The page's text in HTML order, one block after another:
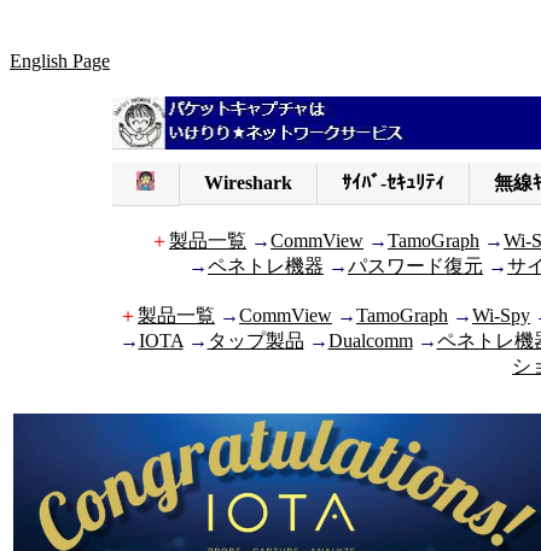
English Page
Wireshark ｻｲﾊﾞ-ｾｷｭﾘﾃｨ 無線
＋製品一覧 →CommView →TamoGraph →Wi-
→ペネトレ機器 →パスワード復元 →サ
＋製品一覧 →CommView →TamoGraph →Wi-Spy
→IOTA → タップ製品 →Dualcomm→ペネトレ機
シ